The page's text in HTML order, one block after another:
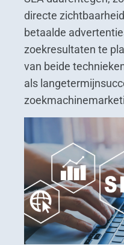
directe
betaalde
zoekresultaten te
van beide
als